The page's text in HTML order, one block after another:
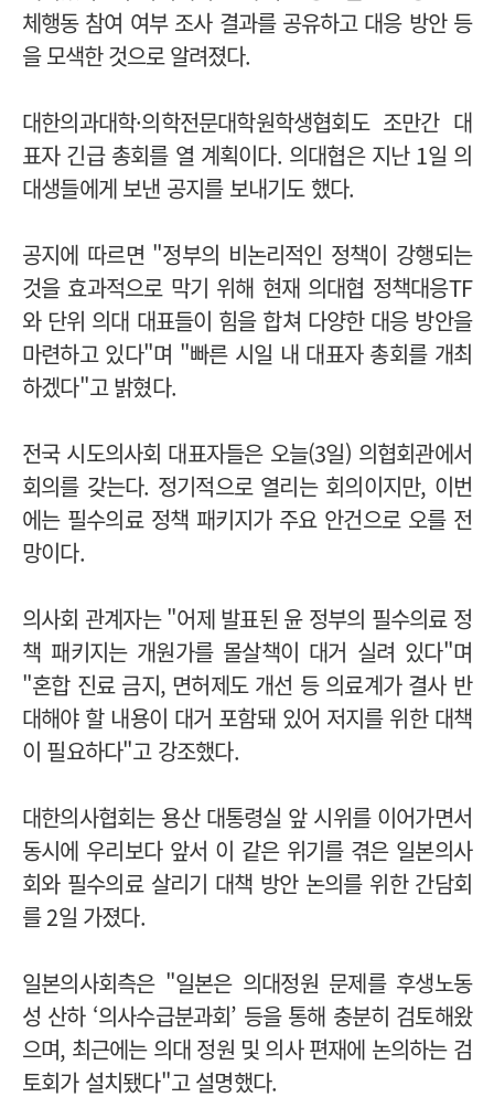
체행동 참여 여부 조사 결과를 공유하고 대응 방안 등
을 모색한 것으로 알려졌다.
대한의과대학·의학전문대학원학생협회도 조만간 대
표자 긴급 총회를 열 계획이다. 의대협은 지난 1일 의
대생들에게 보낸 공지를 보내기도 했다.
공지에 따르면 "정부의 비논리적인 정책이 강행되는
것을 효과적으로 막기 위해 현재 의대협 정책대응TF
와 단위 의대 대표들이 힘을 합쳐 다양한 대응 방안을
마련하고 있다"며 "빠른 시일 내 대표자 총회를 개최
하겠다"고 밝혔다.
전국 시도의사회 대표자들은 오늘(3일) 의협회관에서
회의를 갖는다. 정기적으로 열리는 회의이지만, 이번
에는 필수의료 정책 패키지가 주요 안건으로 오를 전
망이다.
의사회 관계자는 "어제 발표된 윤 정부의 필수의료 정
책 패키지는 개원가를 몰살책이 대거 실려 있다"며
"혼합 진료 금지, 면허제도 개선 등 의료계가 결사 반
대해야 할 내용이 대거 포함돼 있어 저지를 위한 대책
이 필요하다"고 강조했다.
대한의사협회는 용산 대통령실 앞 시위를 이어가면서
동시에 우리보다 앞서 이 같은 위기를 겪은 일본의사
회와 필수의료 살리기 대책 방안 논의를 위한 간담회
를 2일 가졌다.
일본의사회측은 "일본은 의대정원 문제를 후생노동
성 산하 ‘의사수급분과회’ 등을 통해 충분히 검토해왔
으며, 최근에는 의대 정원 및 의사 편재에 논의하는 검
토회가 설치됐다"고 설명했다.